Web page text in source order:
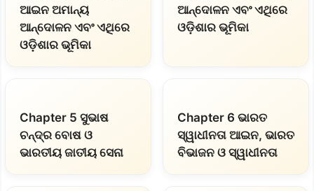
ଆଇନ ଅମାନ୍ୟ
ଆନ୍ଦୋଳନ ଏବଂ ଏଥିରେ
ଓଡ଼ିଶାର ଭୂମିକା
ଆନ୍ଦୋଳନ ଏବଂ ଏଥିରେ
ଓଡ଼ିଶାର ଭୂମିକା
Chapter 5 ସୁଭାଷ
ଚନ୍ଦ୍ର ବୋଷ ଓ
ଭାରତୀୟ ଜାତୀୟ ସେନା
Chapter 6 ଭାରତ
ସ୍ୱାଧୀନତା ଆଇନ, ଭାରତ
ବିଭାଜନ ଓ ସ୍ୱାଧୀନତା